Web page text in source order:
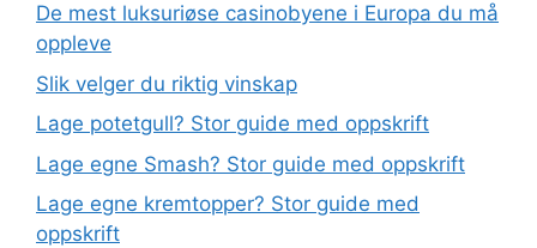
De mest luksuriøse casinobyene i Europa du må
oppleve
Slik velger du riktig vinskap
Lage potetgull? Stor guide med oppskrift
Lage egne Smash? Stor guide med oppskrift
Lage egne kremtopper? Stor guide med
oppskrift